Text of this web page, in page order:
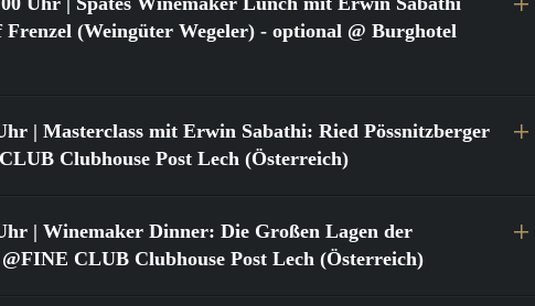
(Weingüter Wegeler) - optional @ Burghotel
| Masterclass mit Erwin Sabathi: Ried Pössnitzberger
Clubhouse Post Lech (Österreich)
| Winemaker Dinner: Die Großen Lagen der
CLUB Clubhouse Post Lech (Österreich)